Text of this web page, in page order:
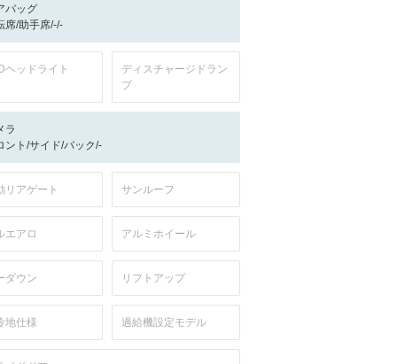
バッグ
席/助手席/-/-
ヘッドライト
ディスチャージドラン
プ
ラ
ント/サイド/バック/-
リアゲート サンルーフ
エアロ アルミホイール
ダウン リフトアップ
地仕様 過給機設定モデル